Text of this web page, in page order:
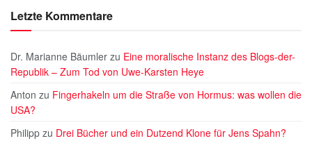
Letzte Kommentare
Dr. Marianne Bäumler zu Eine moralische Instanz des Blogs-der-
Republik – Zum Tod von Uwe-Karsten Heye
Anton zu Fingerhakeln um die Straße von Hormus: was wollen die
USA?
Philipp zu Drei Bücher und ein Dutzend Klone für Jens Spahn?